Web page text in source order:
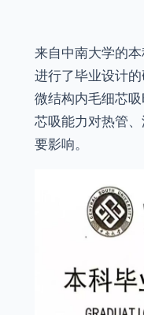
来自中南大学的
进行了毕业设计
微结构内毛细芯
芯吸能力对热管
要影响。